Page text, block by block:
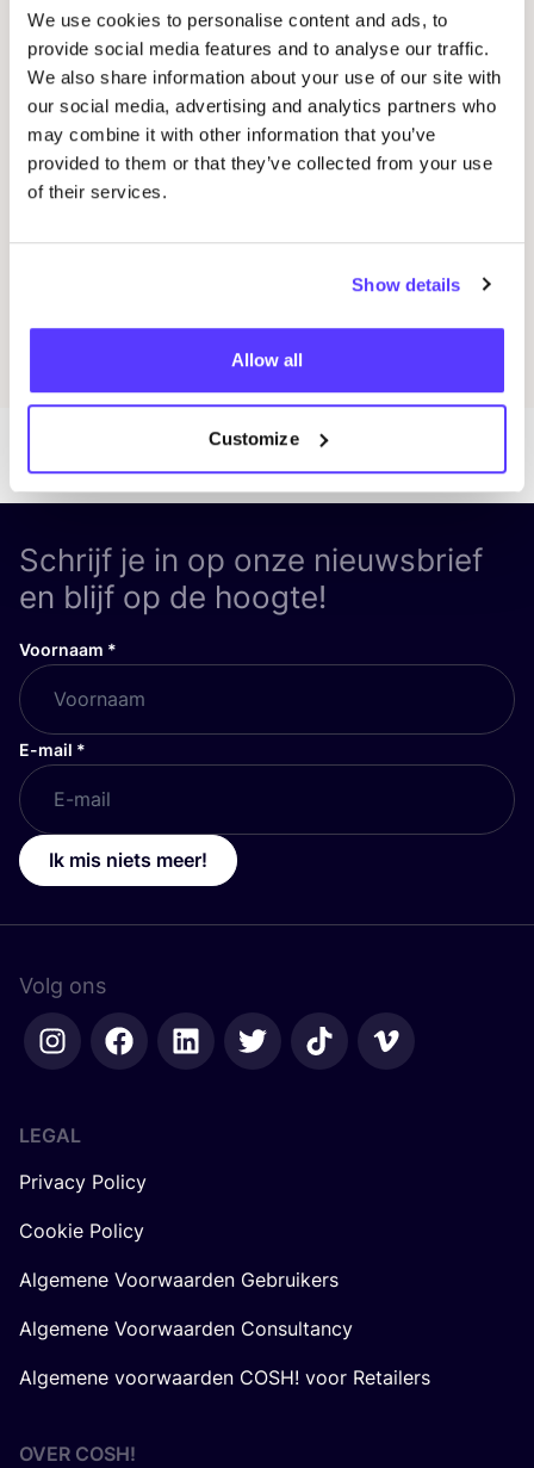
We use cookies to personalise content and ads, to
provide social media features and to analyse our traffic.
We also share information about your use of our site with
our social media, advertising and analytics partners who
may combine it with other information that you’ve
provided to them or that they’ve collected from your use
of their services.
Show details
Allow all
Customize
Workshop: Maak Je Eigen Trouwringen
Drongensesteenweg 152, Gent
Fien Demuynck Juwelen
Workshop
Previous
Next
Ontdek alle evenementen
Schrijf je in op onze nieuwsbrief
en blijf op de hoogte!
Voornaam *
E-mail *
Ik mis niets meer!
Volg ons
LEGAL
Privacy Policy
Cookie Policy
Algemene Voorwaarden Gebruikers
Algemene Voorwaarden Consultancy
Algemene voorwaarden COSH! voor Retailers
OVER COSH!